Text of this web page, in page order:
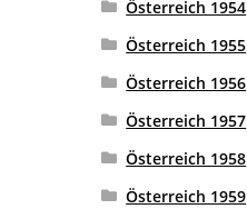
Österreich 1954
Österreich 1955
Österreich 1956
Österreich 1957
Österreich 1958
Österreich 1959